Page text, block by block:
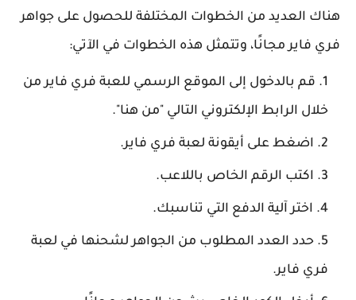
هناك العديد من الخطوات المختلفة للحصول على جواهر
فري فاير مجانًا، وتتمثل هذه الخطوات في الآتي:
قم بالدخول إلى الموقع الرسمي للعبة فري فاير من
خلال الرابط الإلكتروني التالي "من هنا".
اضغط على أيقونة لعبة فري فاير.
اكتب الرقم الخاص باللاعب.
اختر آلية الدفع التي تناسبك.
حدد العدد المطلوب من الجواهر لشحنها في لعبة
فري فاير.